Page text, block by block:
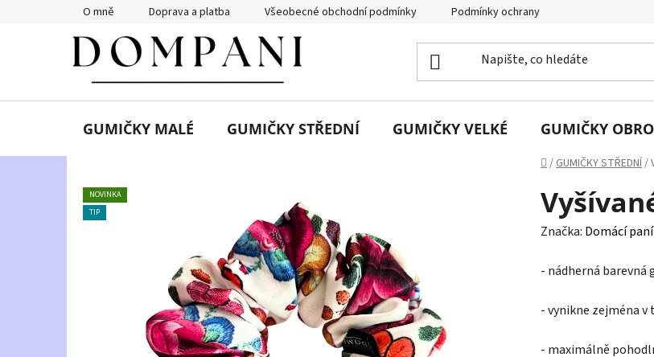
O mně Doprava a platba Všeobecné obchodní podmínky Podmínky ochrany osobních údajů
GUMIČKY MALÉ GUMIČKY STŘEDNÍ GUMIČKY VELKÉ GUMIČKY
Domů
/GUMIČKY STŘEDNÍ/
Značka: Domácí paní
- nádherná barevná
- vynikne zejména v
- maximálně
NOVINKA
TIP